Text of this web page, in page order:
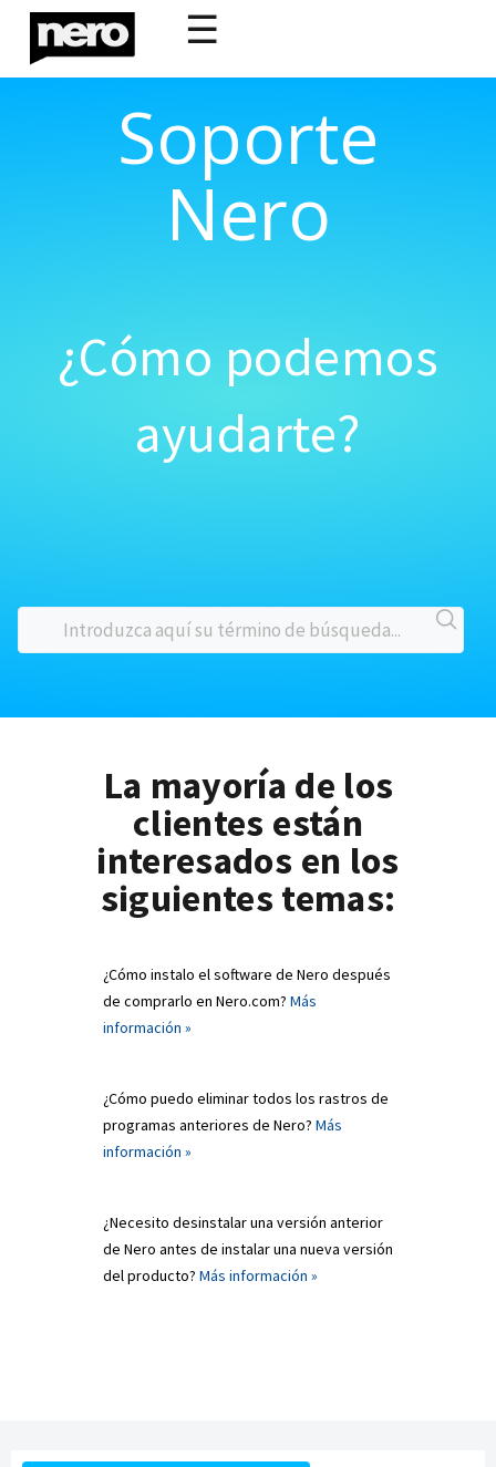
☰
Soporte
Nero
¿Cómo podemos
ayudarte?
La mayoría de los
clientes están
interesados en los
siguientes temas:
¿Cómo instalo el software de Nero después
de comprarlo en Nero.com? Más
información »
¿Cómo puedo eliminar todos los rastros de
programas anteriores de Nero? Más
información »
¿Necesito desinstalar una versión anterior
de Nero antes de instalar una nueva versión
del producto? Más información »